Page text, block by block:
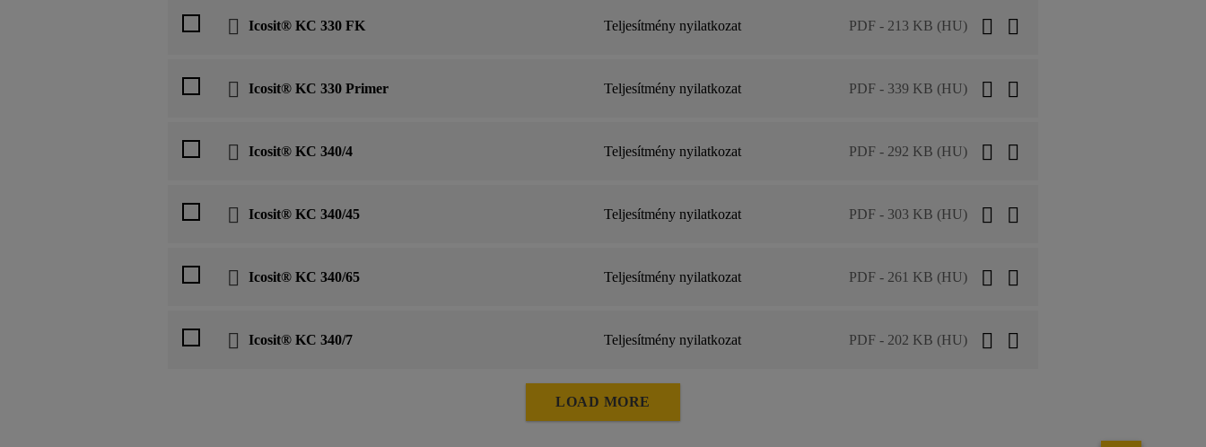
Icosit® KC 330 FK Teljesítmény nyilatkozat PDF - 213 KB (HU)
Icosit® KC 330 Primer Teljesítmény nyilatkozat PDF - 339 KB (HU)
Icosit® KC 340/4 Teljesítmény nyilatkozat PDF - 292 KB (HU)
Icosit® KC 340/45 Teljesítmény nyilatkozat PDF - 303 KB (HU)
Icosit® KC 340/65 Teljesítmény nyilatkozat PDF - 261 KB (HU)
Icosit® KC 340/7 Teljesítmény nyilatkozat PDF - 202 KB (HU)
LOAD MORE